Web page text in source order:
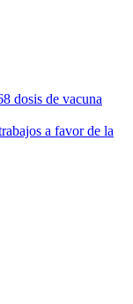
dosis de vacuna
a favor de la